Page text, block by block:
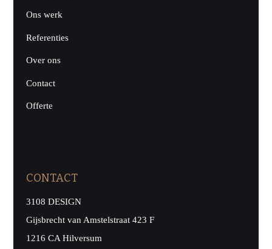
Ons werk
Referenties
Over ons
Contact
Offerte
CONTACT
3108 DESIGN
Gijsbrecht van Amstelstraat 423 F
1216 CA Hilversum